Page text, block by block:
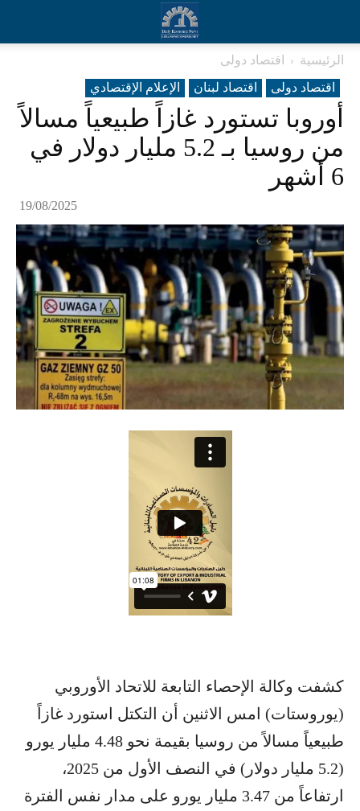
الرئيسية
اقتصاد دولی
اقتصاد دولی
اقتصاد لبنان الإعلام الإقتصادي
أوروبا تستورد غازاً طبيعياً مسالاً
من روسيا بـ 5.2 مليار دولار في
6 أشهر
19/08/2025
كشفت وكالة الإحصاء التابعة للاتحاد الأوروبي
(يوروستات) امس الاثنين أن التكتل استورد غازاً
طبيعياً مسالاً من روسيا بقيمة نحو 4.48 مليار يورو
(5.2 مليار دولار) في النصف الأول من 2025،
ارتفاعاً من 3.47 مليار يورو على مدار نفس الفترة